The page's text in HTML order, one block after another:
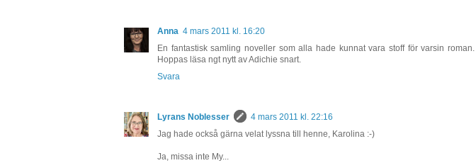
Anna 4 mars 2011 kl. 16:20
En fantastisk samling noveller som alla hade kunnat vara stoff för varsin roman.
Hoppas läsa ngt nytt av Adichie snart.
Svara
Lyrans Noblesser
4 mars 2011 kl. 22:16
Jag hade också gärna velat lyssna till henne, Karolina :-)
Ja, missa inte My...